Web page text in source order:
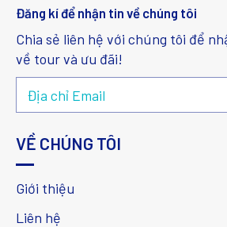
Đăng kí để nhận tin về chúng tôi
Chia sẻ liên hệ với chúng tôi để
về tour và ưu đãi!
VỀ CHÚNG TÔI
Giới thiệu
Liên hệ